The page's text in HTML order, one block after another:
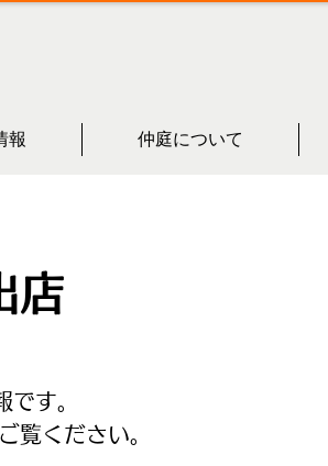
報 仲庭について
店
す。
覧ください。